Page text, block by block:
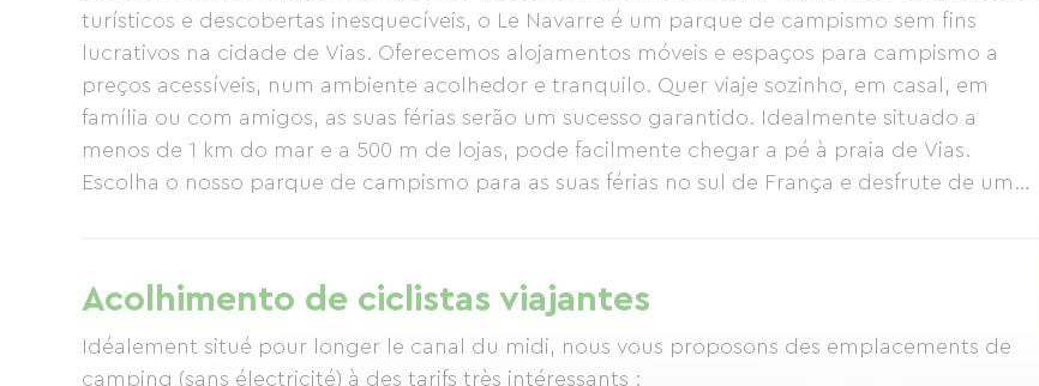
turísticos e descobertas inesquecíveis, o Le Navarre é um parque de campismo sem fins
lucrativos na cidade de Vias. Oferecemos alojamentos móveis e espaços para campismo a
preços acessíveis, num ambiente acolhedor e tranquilo. Quer viaje sozinho, em casal, em
família ou com amigos, as suas férias serão um sucesso garantido. Idealmente situado a
menos de 1 km do mar e a 500 m de lojas, pode facilmente chegar a pé à praia de Vias.
Escolha o nosso parque de campismo para as suas férias no sul de França e desfrute de um
(com ar condicionado e TV) e 1 caravana (com capacidade para 4 pessoas). 73 espaços para
campismo. Pode optar por alugar um alojamento móvel ou um espaço para a sua tenda ou
caravana. Escolher o parque de campismo Le Navarre de 3 estrelas em Vias Plage significa
também escolher um parque de campismo com piscina, uma variedade de atividades e
Acolhimento de ciclistas viajantes
Idéalement situé pour longer le canal du midi, nous vous proposons des emplacements de
camping (sans électricité) à des tarifs très intéressants :